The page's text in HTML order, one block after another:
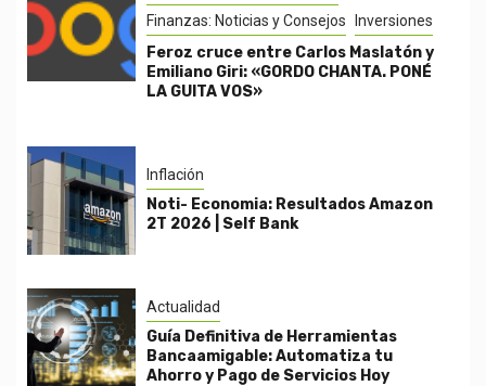
Finanzas: Noticias y Consejos
Inversiones
Feroz cruce entre Carlos Maslatón y
Emiliano Giri: «GORDO CHANTA. PONÉ
LA GUITA VOS»
Inflación
Noti- Economia: Resultados Amazon
2T 2026 | Self Bank
Actualidad
Guía Definitiva de Herramientas
Bancaamigable: Automatiza tu
Ahorro y Pago de Servicios Hoy